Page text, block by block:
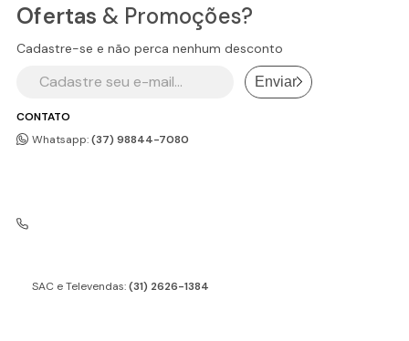
CONTATO
Whatsapp:(37) 98844-7080
SAC e Televendas:(31) 2626-1384
Ofertas & Promoções?
Cadastre-se e não perca nenhum desconto
Enviar